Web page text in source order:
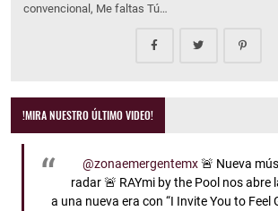
convencional, Me faltas Tú…
!MIRA NUESTRO ÚLTIMO VIDEO!
@zonaemergentemx🚨 Nueva
radar 🚨 RAYmi by the Pool nos abre
a una nueva era con “I Invite You to Feel